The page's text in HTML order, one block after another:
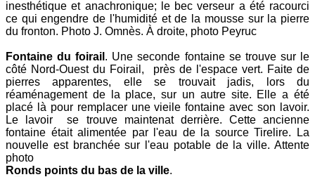
inesthétique et anachronique; le bec verseur a été racourci
ce qui engendre de l'humidité et de la mousse sur la pierre
du fronton. Photo J. Omnès. À droite, photo Peyruc
Fontaine du foirail . Une seconde fontaine se trouve sur le
côté Nord-Ouest du Foirail, près de l'espace vert. Faite de
pierres apparentes, elle se trouvait jadis, lors du
réaménagement de la place, sur un autre site. Elle a été
placé là pour remplacer une vieile fontaine avec son lavoir.
Le lavoir se trouve maintenat derrière. Cette ancienne
fontaine était alimentée par l'eau de la source Tirelire. La
nouvelle est branchée sur l'eau potable de la ville. Attente
photo
Ronds points du bas de la ville.